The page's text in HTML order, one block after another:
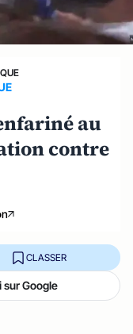
au
contre
CLASSER
Google